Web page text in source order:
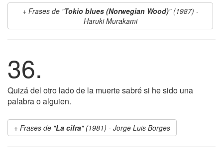
Frases de "Tokio blues (Norwegian Wood)" (1987) -
Haruki Murakami
36.
Quizá del otro lado de la muerte sabré si he sido una
palabra o alguien.
Frases de "La cifra" (1981) - Jorge Luis Borges